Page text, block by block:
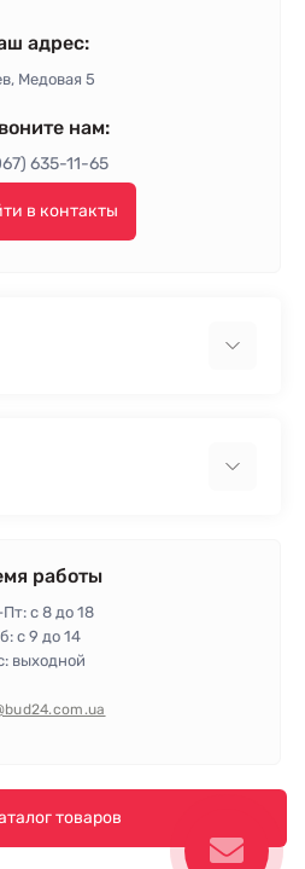
адрес:
Медовая 5
нам:
635-11-65
в контакты
работы
с 8 до 18
с 9 до 14
выходной
товаров